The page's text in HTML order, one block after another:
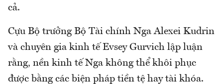
cả.
Cựu Bộ trưởng Bộ Tài chính Nga Alexei Kudrin
và chuyên gia kinh tế Evsey Gurvich lập luận
rằng, nền kinh tế Nga không thể khôi phục
được bằng các biện pháp tiền tệ hay tài khóa.